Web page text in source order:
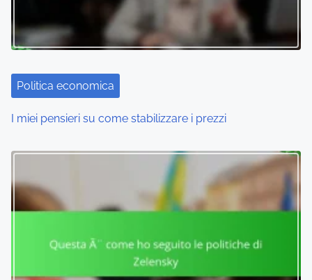
Politica economica
I miei pensieri su come stabilizzare i prezzi